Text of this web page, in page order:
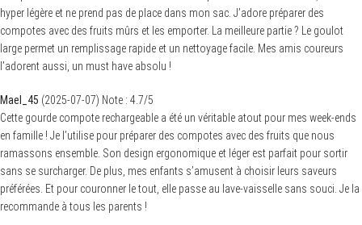
hyper légère et ne prend pas de place dans mon sac. J’adore préparer des
compotes avec des fruits mûrs et les emporter. La meilleure partie ? Le goulot
large permet un remplissage rapide et un nettoyage facile. Mes amis coureurs
l’adorent aussi, un must have absolu !
Mael_45 (2025-07-07) Note : 4.7/5
Cette gourde compote rechargeable a été un véritable atout pour mes week-ends
en famille ! Je l’utilise pour préparer des compotes avec des fruits que nous
ramassons ensemble. Son design ergonomique et léger est parfait pour sortir
sans se surcharger. De plus, mes enfants s’amusent à choisir leurs saveurs
préférées. Et pour couronner le tout, elle passe au lave-vaisselle sans souci. Je la
recommande à tous les parents !